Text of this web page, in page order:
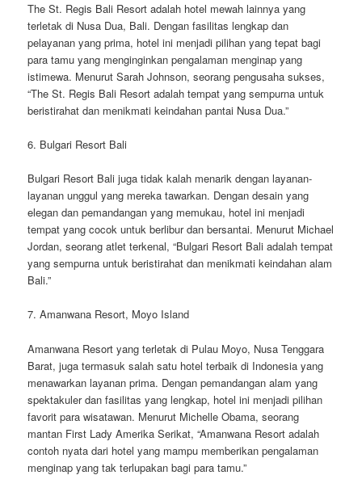
The St. Regis Bali Resort adalah hotel mewah lainnya yang
terletak di Nusa Dua, Bali. Dengan fasilitas lengkap dan
pelayanan yang prima, hotel ini menjadi pilihan yang tepat bagi
para tamu yang menginginkan pengalaman menginap yang
istimewa. Menurut Sarah Johnson, seorang pengusaha sukses,
“The St. Regis Bali Resort adalah tempat yang sempurna untuk
beristirahat dan menikmati keindahan pantai Nusa Dua.”
6. Bulgari Resort Bali
Bulgari Resort Bali juga tidak kalah menarik dengan layanan-
layanan unggul yang mereka tawarkan. Dengan desain yang
elegan dan pemandangan yang memukau, hotel ini menjadi
tempat yang cocok untuk berlibur dan bersantai. Menurut Michael
Jordan, seorang atlet terkenal, “Bulgari Resort Bali adalah tempat
yang sempurna untuk beristirahat dan menikmati keindahan alam
Bali.”
7. Amanwana Resort, Moyo Island
Amanwana Resort yang terletak di Pulau Moyo, Nusa Tenggara
Barat, juga termasuk salah satu hotel terbaik di Indonesia yang
menawarkan layanan prima. Dengan pemandangan alam yang
spektakuler dan fasilitas yang lengkap, hotel ini menjadi pilihan
favorit para wisatawan. Menurut Michelle Obama, seorang
mantan First Lady Amerika Serikat, “Amanwana Resort adalah
contoh nyata dari hotel yang mampu memberikan pengalaman
menginap yang tak terlupakan bagi para tamu.”